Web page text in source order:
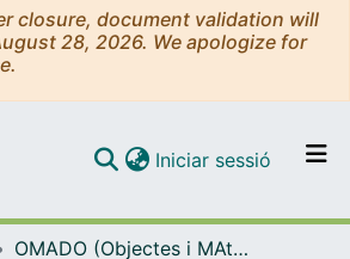
closure, document validation will
28, 2026. We apologize for
Navega per tot el DD
Iniciar sessió (current)
OMADO (Objectes i MAterials DOcents)